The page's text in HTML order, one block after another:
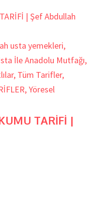
usta yemekleri,
İle Anadolu Mutfağı,
, Tüm Tarifler,
,Yöresel
TARİFİ |